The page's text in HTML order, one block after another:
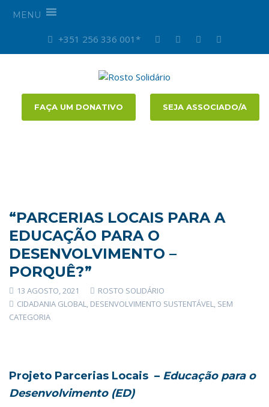
MENU
+351 256 336 001*
FAÇA UM DONATIVO SEJA ASSOCIADO/A
“PARCERIAS LOCAIS PARA A
EDUCAÇÃO PARA O
DESENVOLVIMENTO –
PORQUÊ?”
13 AGOSTO, 2021
ROSTO SOLIDÁRIO
CIDADANIA GLOBAL, DESENVOLVIMENTO SUSTENTÁVEL, SEM
CATEGORIA
Projeto Parcerias Locais – Educação para o
Desenvolvimento (ED)